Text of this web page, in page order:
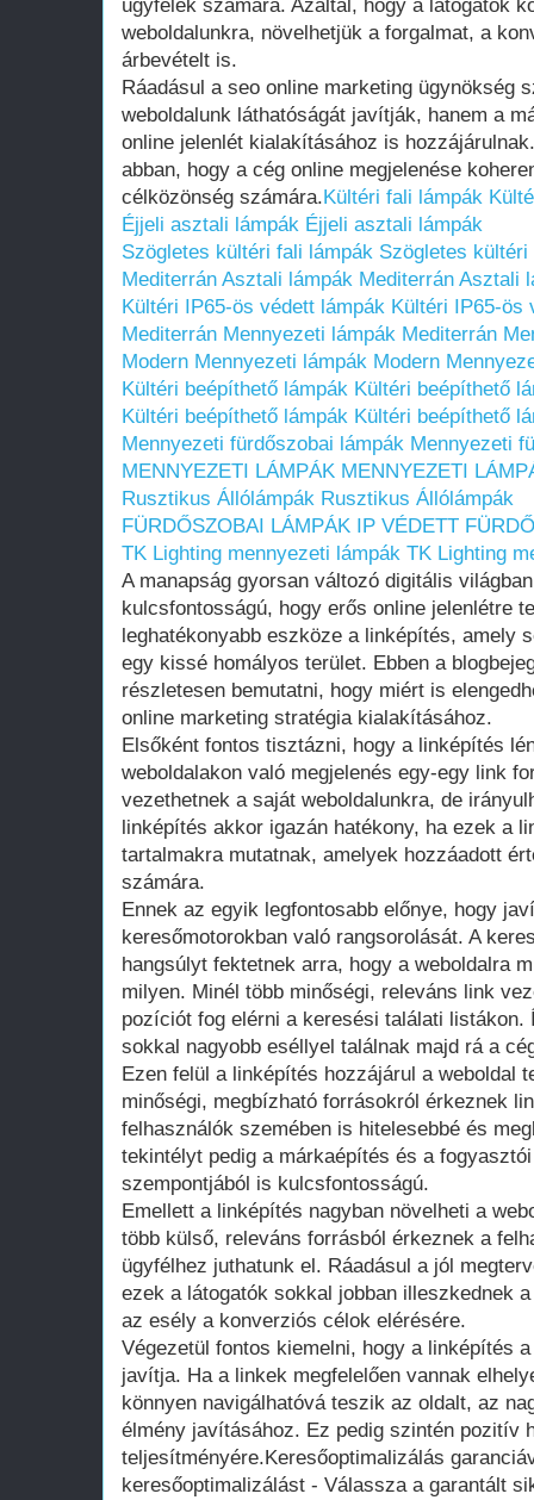
ügyfelek számára. Azáltal, hogy a látogatók
weboldalunkra, növelhetjük a forgalmat, a
árbevételt is.
Ráadásul a seo online marketing ügynökség
weboldalunk láthatóságát javítják, hanem a
online jelenlét kialakításához is
abban, hogy a cég online megjelenése
célközönség számára.Kültéri fali lámpák
Éjjeli asztali lámpák Éjjeli asztali lámpák
Szögletes kültéri fali lámpák Szögletes
Mediterrán Asztali lámpák Mediterrán Asztali
Kültéri IP65-ös védett lámpák Kültéri IP65-ös
Mediterrán Mennyezeti lámpák Mediterrán
Modern Mennyezeti lámpák Modern
Kültéri beépíthető lámpák Kültéri beépíthető
Kültéri beépíthető lámpák Kültéri beépíthető
Mennyezeti fürdőszobai lámpák Mennyezeti
MENNYEZETI LÁMPÁK MENNYEZETI
Rusztikus Állólámpák Rusztikus Állólámpák
FÜRDŐSZOBAI LÁMPÁK IP VÉDETT
TK Lighting mennyezeti lámpák TK Lighting
A manapság gyorsan változó digitális
kulcsfontosságú, hogy erős online jelenlétre
leghatékonyabb eszköze a linképítés, amely
egy kissé homályos terület. Ebben a
részletesen bemutatni, hogy miért is
online marketing stratégia kialakításához.
Elsőként fontos tisztázni, hogy a linképítés
weboldalakon való megjelenés egy-egy link
vezethetnek a saját weboldalunkra, de
linképítés akkor igazán hatékony, ha ezek a
tartalmakra mutatnak, amelyek hozzáadott
számára.
Ennek az egyik legfontosabb előnye, hogy
keresőmotorokban való rangsorolását. A
hangsúlyt fektetnek arra, hogy a weboldalra
milyen. Minél több minőségi, releváns link
pozíciót fog elérni a keresési találati listákon.
sokkal nagyobb eséllyel találnak majd rá a
Ezen felül a linképítés hozzájárul a weboldal
minőségi, megbízható forrásokról érkeznek
felhasználók szemében is hitelesebbé és
tekintélyt pedig a márkaépítés és a
szempontjából is kulcsfontosságú.
Emellett a linképítés nagyban növelheti a
több külső, releváns forrásból érkeznek a
ügyfélhez juthatunk el. Ráadásul a jól
ezek a látogatók sokkal jobban illeszkednek
az esély a konverziós célok elérésére.
Végezetül fontos kiemelni, hogy a linképítés
javítja. Ha a linkek megfelelően vannak
könnyen navigálhatóvá teszik az oldalt, az
élmény javításához. Ez pedig szintén pozitív
teljesítményére.Keresőoptimalizálás
keresőoptimalizálást - Válassza a garantált